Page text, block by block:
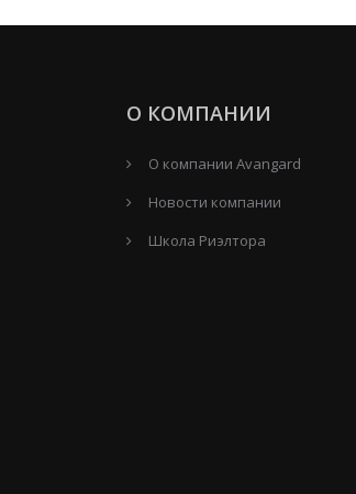
О КОМПАНИИ
О компании Avangard
Новости компании
Школа Риэлтора